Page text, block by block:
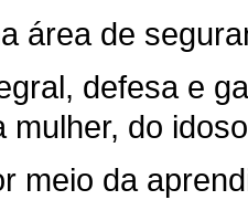
área de
defesa e
mulher, do
meio da